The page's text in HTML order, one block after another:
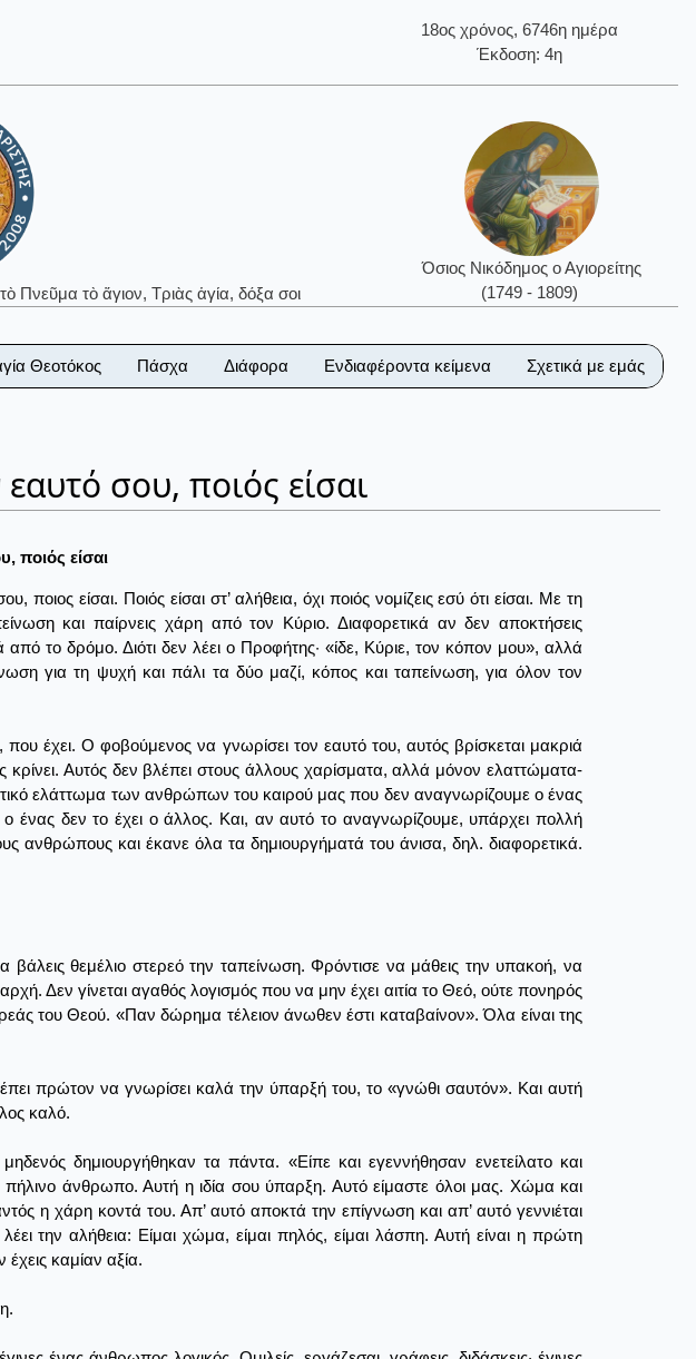
18ος χρόνος, 6746η ημέρα
Έκδοση: 4η
Πνεῦμα τὸ ἅγιον, Τριὰς ἁγία, δόξα σοι
Όσιος Νικόδημος ο Αγιορείτης
(1749 - 1809)
Θεοτόκος Πάσχα Διάφορα Ενδιαφέροντα κείμενα Σχετικά με εμάς
σου, ποιός είσαι
ποιός είσαι
είσαι. Ποιός είσαι στ’ αλήθεια, όχι ποιός νομίζεις εσύ ότι είσαι. Με τη
και παίρνεις χάρη από τον Κύριο. Διαφορετικά αν δεν αποκτήσεις
το δρόμο. Διότι δεν λέει ο Προφήτης· «ίδε, Κύριε, τον κόπον μου», αλλά
για τη ψυχή και πάλι τα δύο μαζί, κόπος και ταπείνωση, για όλον τον
έχει. Ο φοβούμενος να γνωρίσει τον εαυτό του, αυτός βρίσκεται μακριά
Αυτός δεν βλέπει στους άλλους χαρίσματα, αλλά μόνον ελαττώματα-
ελάττωμα των ανθρώπων του καιρού μας που δεν αναγνωρίζουμε ο ένας
ένας δεν το έχει ο άλλος. Και, αν αυτό το αναγνωρίζουμε, υπάρχει πολλή
ανθρώπους και έκανε όλα τα δημιουργήματά του άνισα, δηλ. διαφορετικά.
βάλεις θεμέλιο στερεό την ταπείνωση. Φρόντισε να μάθεις την υπακοή, να
Δεν γίνεται αγαθός λογισμός που να μην έχει αιτία το Θεό, ούτε πονηρός
του Θεού. «Παν δώρημα τέλειον άνωθεν έστι καταβαίνον». Όλα είναι της
πρώτον να γνωρίσει καλά την ύπαρξή του, το «γνώθι σαυτόν». Και αυτή
καλό.
δημιουργήθηκαν τα πάντα. «Είπε και εγεννήθησαν ενετείλατο και
άνθρωπο. Αυτή η ιδία σου ύπαρξη. Αυτό είμαστε όλοι μας. Χώμα και
η χάρη κοντά του. Απ’ αυτό αποκτά την επίγνωση και απ’ αυτό γεννιέται
την αλήθεια: Είμαι χώμα, είμαι πηλός, είμαι λάσπη. Αυτή είναι η πρώτη
καμίαν αξία.